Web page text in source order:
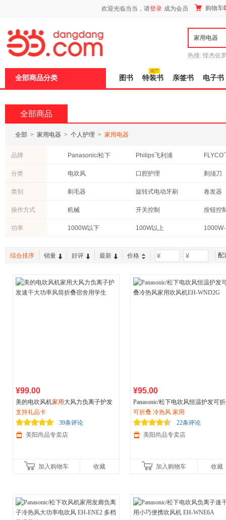
欢迎光临当当，请登录 成为会员 购物车
热搜: 怪杰佐
全部商品分类 图书 特装书 亲签书 电子书
全部商品
全部 > 家用电器 > 个人护理 > 家用电器
品牌 Panasonic/松下 Philips飞利浦
FLYCO
沙宣
苏泊尔 帮宝适
分类 电吹风 口腔护理
剃须刀
美容器
剃/脱毛器 足浴盆
类别 剃毛器 旋转式电动牙刷
卷发器
直发器
冲牙器
多功能
操作方式 机械 开关控制
按钮控
遥控
功率 1000W以下 100W以上
综合排序
销量 好评 最新 价格 - 配
¥99.00
美的电吹风机家用 大风力负离子护发
速干大功率风筒折叠宿舍用学生
支持礼品卡
39条评论
美阳尚品专卖店
加入购物车 收藏
¥95.00
Panasonic/松下电吹风恒温护发可
冷热风 家用吹风机EH-WND2G
可折叠 冷热风 家用
22条评论
美阳尚品专卖店
加入购物车 收藏
页
加